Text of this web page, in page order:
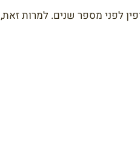
ע"ש אריאל שרון) והועתק מבה"ד 7 בצריפין לפני מספר שנים. למרות זאת,